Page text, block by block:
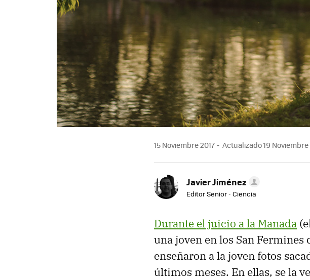
15 Noviembre 2017 Actualizado 19 Noviembre
Javier Jiménez
Editor Senior - Ciencia
Durante el juicio a la Manada
una joven en los San Fermines
enseñaron a la joven fotos
últimos meses. En ellas, se la